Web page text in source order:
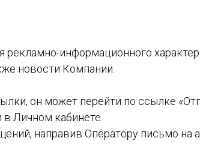
рекламно-информационного
новости Компании.
он может перейти по ссылке
Личном кабинете.
направив Оператору письмо на